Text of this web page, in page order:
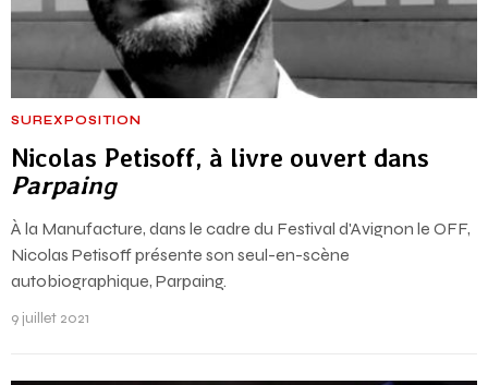
SUREXPOSITION
Nicolas Petisoff, à livre ouvert dans
Parpaing
À la Manufacture, dans le cadre du Festival d'Avignon le OFF,
Nicolas Petisoff présente son seul-en-scène
autobiographique, Parpaing.
9 juillet 2021